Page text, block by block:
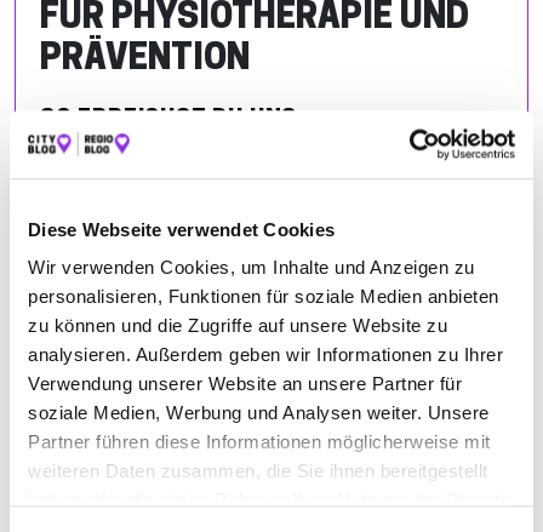
Diese Webseite verwendet Cookies
Wir verwenden Cookies, um Inhalte und Anzeigen zu
personalisieren, Funktionen für soziale Medien anbieten
zu können und die Zugriffe auf unsere Website zu
analysieren. Außerdem geben wir Informationen zu Ihrer
Verwendung unserer Website an unsere Partner für
soziale Medien, Werbung und Analysen weiter. Unsere
Partner führen diese Informationen möglicherweise mit
weiteren Daten zusammen, die Sie ihnen bereitgestellt
FÜR PHYSIOTHERAPIE UND
PRÄVENTION
SO ERREICHST DU UNS
Bahnhofstr. 18| 36110 Schlitz DE
+496642911720
koerper-mitte-physiotherapie.weblocator.de